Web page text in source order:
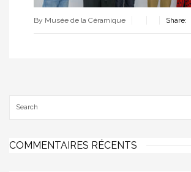
By Musée de la Céramique Share:
COMMENTAIRES RÉCENTS